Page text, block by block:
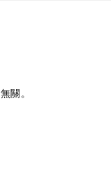
關。